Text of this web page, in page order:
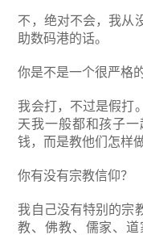
不，绝对不会，我从
助数码港的话。
你是不是一个很严格
我会打，不过是假打
天我一般都和孩子
钱，而是教他们怎样
你有没有宗教信仰？
我自己没有特别的宗
教、佛教、儒家、